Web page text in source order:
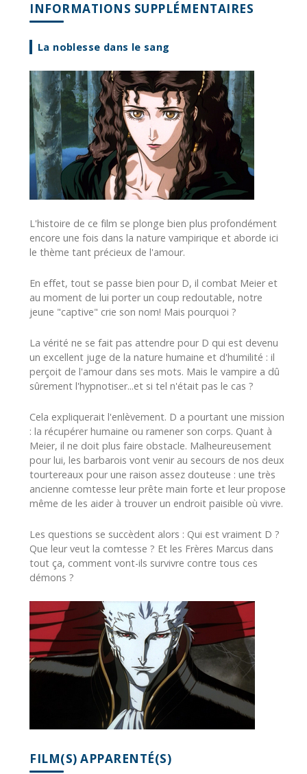
INFORMATIONS SUPPLÉMENTAIRES
La noblesse dans le sang
L'histoire de ce film se plonge bien plus profondément
encore une fois dans la nature vampirique et aborde ici
le thème tant précieux de l'amour.
En effet, tout se passe bien pour D, il combat Meier et
au moment de lui porter un coup redoutable, notre
jeune "captive" crie son nom! Mais pourquoi ?
La vérité ne se fait pas attendre pour D qui est devenu
un excellent juge de la nature humaine et d'humilité : il
perçoit de l'amour dans ses mots. Mais le vampire a dû
sûrement l'hypnotiser...et si tel n'était pas le cas ?
Cela expliquerait l'enlèvement. D a pourtant une mission
: la récupérer humaine ou ramener son corps. Quant à
Meier, il ne doit plus faire obstacle. Malheureusement
pour lui, les barbarois vont venir au secours de nos deux
tourtereaux pour une raison assez douteuse : une très
ancienne comtesse leur prête main forte et leur propose
même de les aider à trouver un endroit paisible où vivre.
Les questions se succèdent alors : Qui est vraiment D ?
Que leur veut la comtesse ? Et les Frères Marcus dans
tout ça, comment vont-ils survivre contre tous ces
démons ?
FILM(S) APPARENTÉ(S)